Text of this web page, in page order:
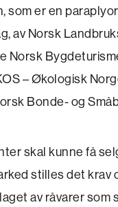
som er en
av Norsk
Norsk
– Økologisk
Bonde- og
skal kunne få
stilles det krav
av råvarer som